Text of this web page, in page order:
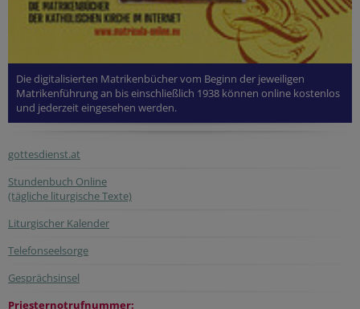
Die digitalisierten Matrikenbücher vom Beginn der jeweiligen
Matrikenführung an bis einschließlich 1938 können online kostenlos
und jederzeit eingesehen werden.
gottesdienst.at
Stundenbuch Online
(tägliche liturgische Texte)
Liturgischer Kalender
Telefonseelsorge
Gesprächsinsel
Priesternotrufnummer: